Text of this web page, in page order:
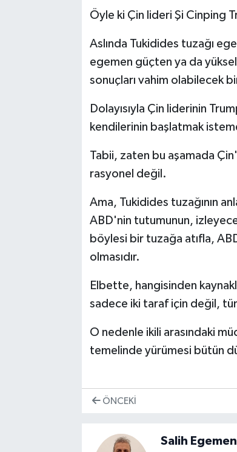
Öyle ki Çin lideri Şi Cinping
Aslında Tukidides tuzağı
egemen güçten ya da
sonuçları vahim olabilecek
Dolayısıyla Çin liderinin
kendilerinin başlatmak
Tabii, zaten bu aşamada
rasyonel değil.
Ama, Tukidides tuzağının
ABD'nin tutumunun,
böylesi bir tuzağa atıfla,
olmasıdır.
Elbette, hangisinden
sadece iki taraf için değil,
O nedenle ikili arasındaki
temelinde yürümesi bütün
ÖNCEKI
Salih Egemen